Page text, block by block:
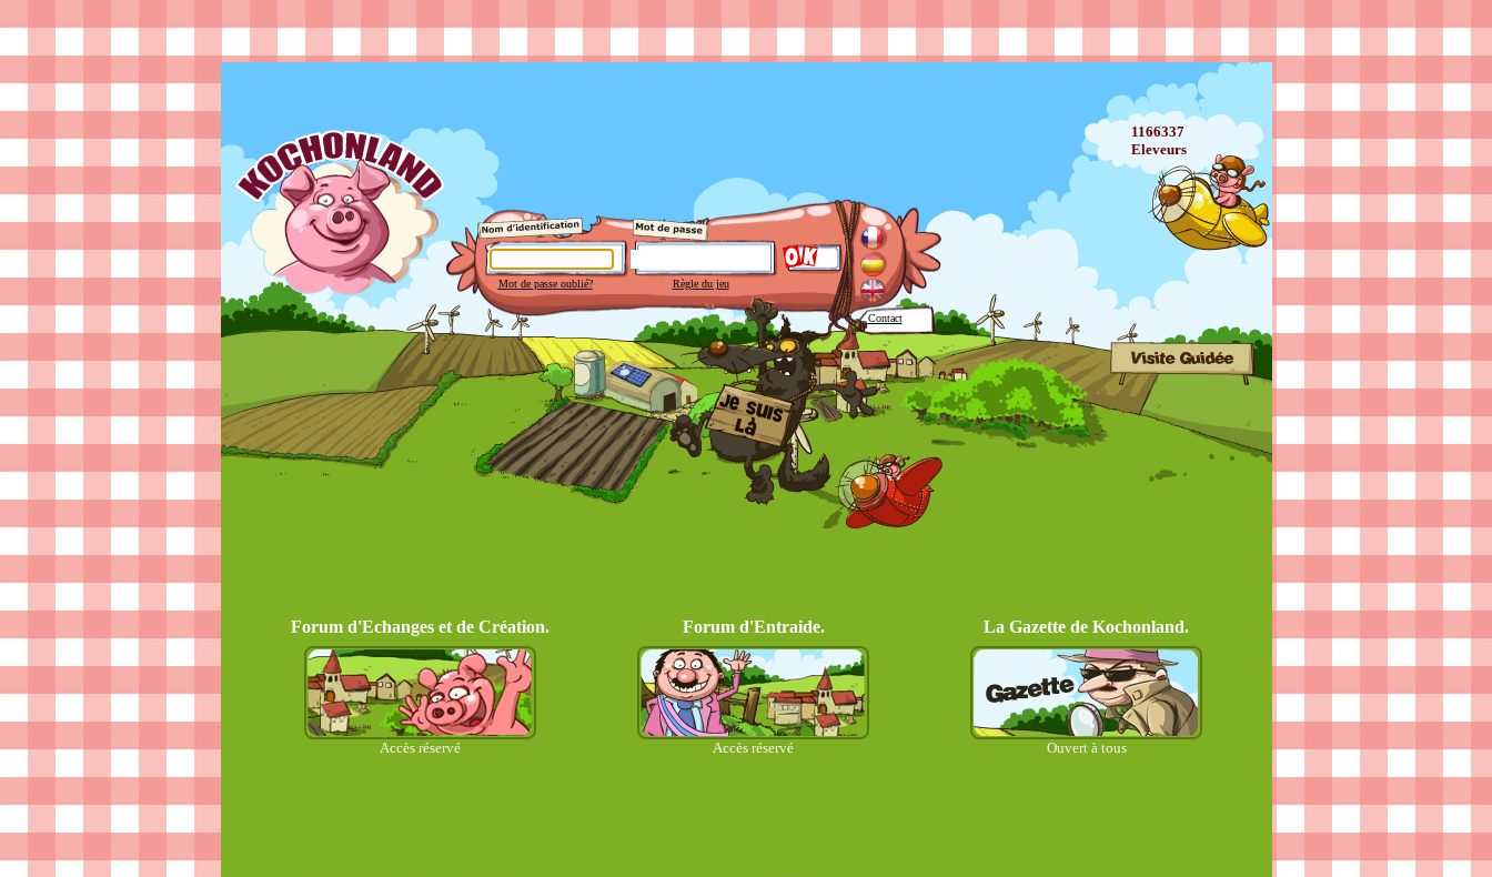
Forum d'Echanges et de Création.
Accès réservé
Forum d'Entraide.
Accès réservé
La Gazette de Kochonland.
Ouvert à tous
Mot de passe oublié? Règle du jeu
Contact
1166337
Eleveurs